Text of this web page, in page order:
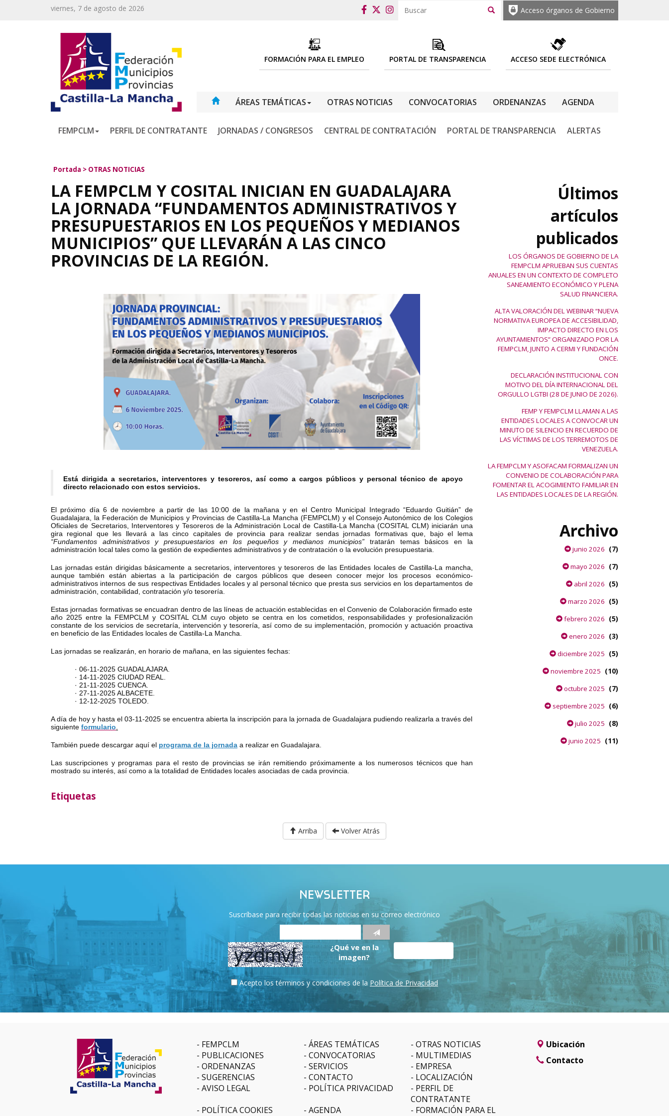
viernes, 7 de agosto de 2026 Acceso órganos de Gobierno
ACCESO SEDE ELECTRÓNICA
PORTAL DE TRANSPARENCIA
FORMACIÓN PARA EL EMPLEO
ÁREAS TEMÁTICAS OTRAS NOTICIAS CONVOCATORIAS ORDENANZAS AGENDA
FEMPCLM PERFIL DE CONTRATANTE JORNADAS / CONGRESOS CENTRAL DE CONTRATACIÓN PORTAL DE TRANSPARENCIA ALERTAS
Portada > OTRAS NOTICIAS
LA FEMPCLM Y COSITAL INICIAN EN GUADALAJARA
LA JORNADA “FUNDAMENTOS ADMINISTRATIVOS Y
PRESUPUESTARIOS EN LOS PEQUEÑOS Y MEDIANOS
MUNICIPIOS” QUE LLEVARÁN A LAS CINCO
PROVINCIAS DE LA REGIÓN.
Está dirigida a secretarios, interventores y tesoreros, así como a cargos públicos y personal técnico de apoyo
directo relacionado con estos servicios.
El próximo día 6 de noviembre a partir de las 10:00 de la mañana y en el Centro Municipal Integrado “Eduardo Guitián” de
Guadalajara, la Federación de Municipios y Provincias de Castilla-La Mancha (FEMPCLM) y el Consejo Autonómico de los Colegios
Oficiales de Secretarios, Interventores y Tesoreros de la Administración Local de Castilla-La Mancha (COSITAL CLM) iniciarán una
gira regional que les llevará a las cinco capitales de provincia para realizar sendas jornadas formativas que, bajo el lema
“Fundamentos administrativos y presupuestarios en los pequeños y medianos municipios”tratarán temas básicos en la
administración local tales como la gestión de expedientes administrativos y de contratación o la evolución presupuestaria.
Las jornadas están dirigidas básicamente a secretarios, interventores y tesoreros de las Entidades locales de Castilla-La mancha,
aunque también están abiertas a la participación de cargos públicos que deseen conocer mejor los procesos económico-
administrativos internos de sus respectivas Entidades locales y al personal técnico que presta sus servicios en los departamentos de
administración, contabilidad, contratación y/o tesorería.
Estas jornadas formativas se encuadran dentro de las líneas de actuación establecidas en el Convenio de Colaboración firmado este
año 2025 entre la FEMPCLM y COSITAL CLM cuyo objeto se centra en los cometidos, responsabilidades y profesionalización
constante de los servicios de secretaría, intervención y tesorería, así como de su implementación, promoción y actuación proactiva
en beneficio de las Entidades locales de Castilla-La Mancha.
Las jornadas se realizarán, en horario de mañana, en las siguientes fechas:
· 06-11-2025 GUADALAJARA.
· 14-11-2025 CIUDAD REAL.
· 21-11-2025 CUENCA.
· 27-11-2025 ALBACETE.
· 12-12-2025 TOLEDO.
A día de hoy y hasta el 03-11-2025 se encuentra abierta la inscripción para la jornada de Guadalajara pudiendo realizarla a través del
siguiente formulario
También puede descargar aquí el programa de la jornada a realizar en Guadalajara.
Las suscripciones y programas para el resto de provincias se irán remitiendo próximamente a los numerosos técnicos que han
mostrado su interés, así como a la totalidad de Entidades locales asociadas de cada provincia.
Últimos
artículos
publicados
LOS ÓRGANOS DE GOBIERNO DE LA
FEMPCLM APRUEBAN SUS CUENTAS
ANUALES EN UN CONTEXTO DE COMPLETO
SANEAMIENTO ECONÓMICO Y PLENA
SALUD FINANCIERA.
ALTA VALORACIÓN DEL WEBINAR “NUEVA
NORMATIVA EUROPEA DE ACCESIBILIDAD,
IMPACTO DIRECTO EN LOS
AYUNTAMIENTOS” ORGANIZADO POR LA
FEMPCLM, JUNTO A CERMI Y FUNDACIÓN
ONCE.
DECLARACIÓN INSTITUCIONAL CON
MOTIVO DEL DÍA INTERNACIONAL DEL
ORGULLO LGTBI (28 DE JUNIO DE 2026).
FEMP Y FEMPCLM LLAMAN A LAS
ENTIDADES LOCALES A CONVOCAR UN
MINUTO DE SILENCIO EN RECUERDO DE
LAS VÍCTIMAS DE LOS TERREMOTOS DE
VENEZUELA.
LA FEMPCLM Y ASOFACAM FORMALIZAN UN
CONVENIO DE COLABORACIÓN PARA
FOMENTAR EL ACOGIMIENTO FAMILIAR EN
LAS ENTIDADES LOCALES DE LA REGIÓN.
Archivo
junio 2026 (7)
mayo 2026 (7)
abril 2026 (5)
marzo 2026 (5)
febrero 2026 (5)
enero 2026 (3)
diciembre 2025 (5)
noviembre 2025 (10)
octubre 2025 (7)
septiembre 2025 (6)
julio 2025 (8)
junio 2025 (11)
Etiquetas
Arriba Volver Atrás
NEWSLETTER
Suscríbase para recibir todas las noticias en su correo electrónico
¿Qué ve en la
imagen?
Acepto los términos y condiciones de la Política de Privacidad
FEMPCLM ÁREAS TEMÁTICAS
OTRAS NOTICIAS
PUBLICACIONES
CONVOCATORIAS
MULTIMEDIAS
ORDENANZAS
SERVICIOS
EMPRESA
SUGERENCIAS
CONTACTO
LOCALIZACIÓN
AVISO LEGAL
POLÍTICA PRIVACIDAD
PERFIL DE
CONTRATANTE
POLÍTICA COOKIES
AGENDA
FORMACIÓN PARA EL
Ubicación
Contacto